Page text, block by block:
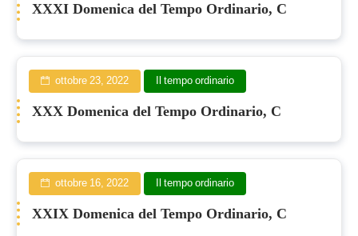
XXXI Domenica del Tempo Ordinario, C
ottobre 23, 2022 Il tempo ordinario
XXX Domenica del Tempo Ordinario, C
ottobre 16, 2022 Il tempo ordinario
XXIX Domenica del Tempo Ordinario, C